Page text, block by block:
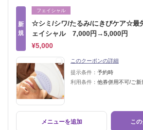
新
規
フェイシャル
☆シミ/シワ/たるみ/にきびケア☆最
ェイシャル 7,000円→5,000円
¥5,000
このクーポンの詳細
提示条件： 予約時
利用条件： 他券併用不可/ご
メニューを追加 こ